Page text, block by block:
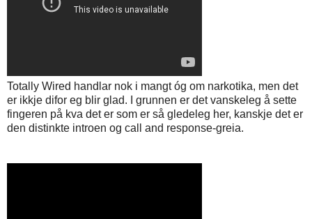
Totally Wired handlar nok i mangt óg om narkotika, men det
er ikkje difor eg blir glad. I grunnen er det vanskeleg å sette
fingeren på kva det er som er så gledeleg her, kanskje det er
den distinkte introen og call and response-greia.